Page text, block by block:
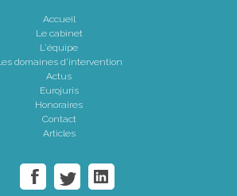
Accueil
Le cabinet
L'équipe
domaines d'intervention
Actus
Eurojuris
Honoraires
Contact
Articles